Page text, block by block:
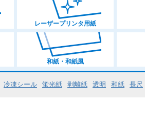
レーザープリンタ用紙
和紙・和紙風
冷凍シール 蛍光紙 剥離紙 透明 和紙 長尺